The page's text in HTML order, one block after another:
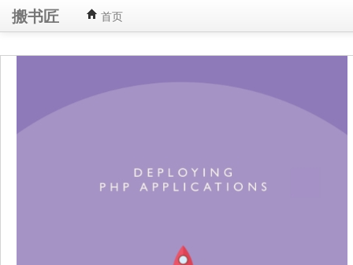
搬书匠 首页